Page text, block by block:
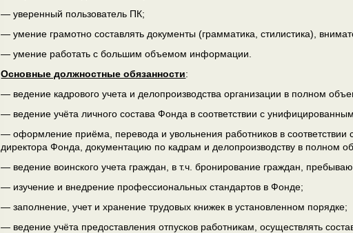
— уверенный пользователь ПК;
— умение грамотно составлять документы (грамматика, стилистика),
— умение работать с большим объемом информации.
Основные должностные обязанности:
— ведение кадрового учета и делопроизводства организации в полном
— ведение учёта личного состава Фонда в соответствии с
— оформление приёма, перевода и увольнения работников в
директора Фонда, документацию по кадрам и делопроизводству в полном
— ведение воинского учета граждан, в т.ч. бронирование граждан,
— изучение и внедрение профессиональных стандартов в Фонде;
— заполнение, учет и хранение трудовых книжек в установленном порядке;
— ведение учёта предоставления отпусков работникам, осуществлять